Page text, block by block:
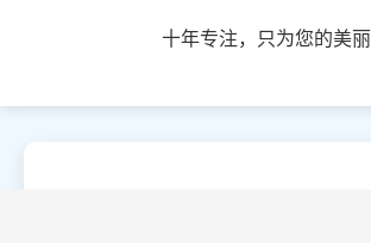
十年专注，只为您的美丽